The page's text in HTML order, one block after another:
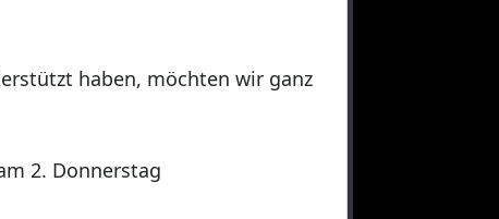
haben, möchten wir ganz
2. Donnerstag